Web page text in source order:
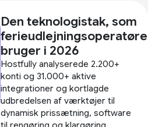
Den teknologistak, som
bruger i 2026
Hostfully analyserede 2.200+
konti og 31.000+ aktive
integrationer og kortlagde
udbredelsen af værktøjer til
dynamisk prissætning, software